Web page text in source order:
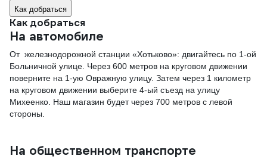
Как добраться
Как добраться
На автомобиле
От железнодорожной станции «Хотьково»: двигайтесь по 1-ой
Больничной улице. Через 600 метров на круговом движении
поверните на 1-ую Овражную улицу. Затем через 1 километр
на круговом движении выберите 4-ый съезд на улицу
Михеенко. Наш магазин будет через 700 метров с левой
стороны.
На общественном транспорте